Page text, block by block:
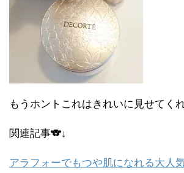
もうホントこれはきれいに見せてく
関連記事🐨↓
アラフォーでもつや肌になれる大人